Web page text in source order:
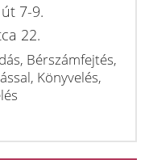
7-9.
22.
Bérszámfejtés,
Könyvelés,